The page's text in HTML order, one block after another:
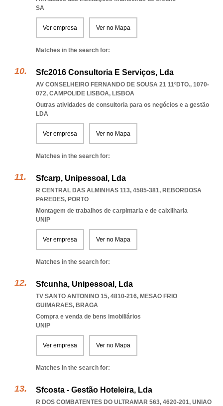
SA
Ver empresa Ver no Mapa
Matches in the search for:
Sfc2016 Consultoria E Serviços, Lda
AV CONSELHEIRO FERNANDO DE SOUSA 21 11ºDTO., 1070-
072, CAMPOLIDE LISBOA, LISBOA
Outras atividades de consultoria para os negócios e a gestão
LDA
Ver empresa Ver no Mapa
Matches in the search for:
Sfcarp, Unipessoal, Lda
R CENTRAL DAS ALMINHAS 113, 4585-381, REBORDOSA
PAREDES, PORTO
Montagem de trabalhos de carpintaria e de caixilharia
UNIP
Ver empresa Ver no Mapa
Matches in the search for:
Sfcunha, Unipessoal, Lda
TV SANTO ANTONINO 15, 4810-216, MESAO FRIO
GUIMARAES, BRAGA
Compra e venda de bens imobiliários
UNIP
Ver empresa Ver no Mapa
Matches in the search for:
Sfcosta - Gestão Hoteleira, Lda
R DOS COMBATENTES DO ULTRAMAR 563, 4620-201, UNIAO